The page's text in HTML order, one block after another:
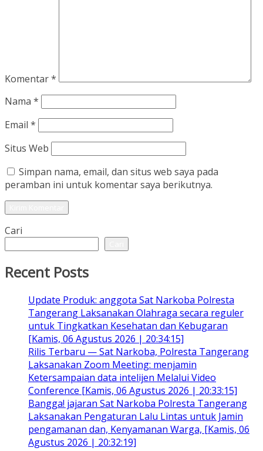
Komentar*
Nama *
Email *
Situs Web
Simpan nama, email, dan situs web saya pada
peramban ini untuk komentar saya berikutnya.
Cari
Recent Posts
Update Produk: anggota Sat Narkoba Polresta
Tangerang Laksanakan Olahraga secara reguler
untuk Tingkatkan Kesehatan dan Kebugaran
[Kamis, 06 Agustus 2026 | 20:34:15]
Rilis Terbaru — Sat Narkoba, Polresta Tangerang
Laksanakan Zoom Meeting: menjamin
Ketersampaian data intelijen Melalui Video
Conference [Kamis, 06 Agustus 2026 | 20:33:15]
Bangga! jajaran Sat Narkoba Polresta Tangerang
Laksanakan Pengaturan Lalu Lintas untuk Jamin
pengamanan dan, Kenyamanan Warga, [Kamis, 06
Agustus 2026 | 20:32:19]